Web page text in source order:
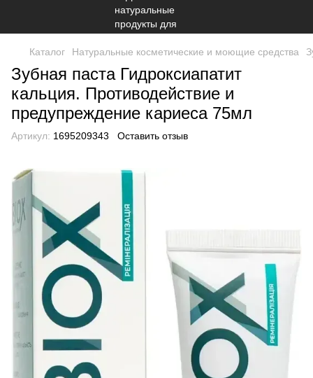
Каталог Натуральные косметические и моющие средства
Зубная паста Гидроксиапатит
кальция. Противодействие и
предупреждение кариеса 75мл
Артикул: 1695209343 Оставить отзыв